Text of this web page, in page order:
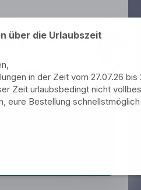
Jugend
über die Urlaubszeit
in der Zeit vom 27.07.26
Zeit urlaubsbedingt nicht
eure Bestellung